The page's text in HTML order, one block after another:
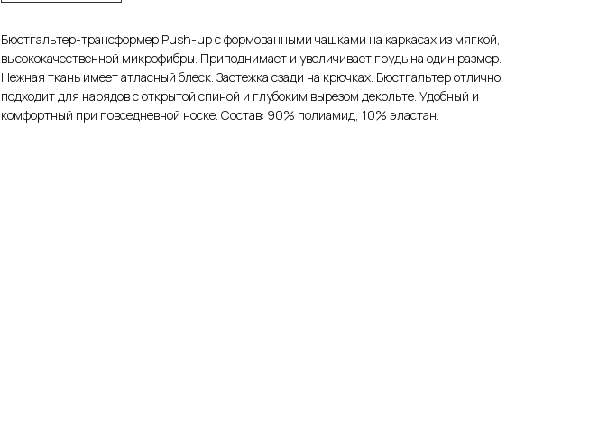
Бюстгальтер-трансформер Push-up с формованными чашками на каркасах из мягкой,
высококачественной микрофибры. Приподнимает и увеличивает грудь на один размер.
Нежная ткань имеет атласный блеск. Застежка сзади на крючках. Бюстгальтер отлично
подходит для нарядов с открытой спиной и глубоким вырезом декольте. Удобный и
комфортный при повседневной носке. Состав: 90% полиамид, 10% эластан.